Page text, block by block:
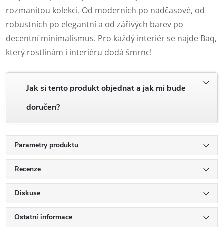
rozmanitou kolekci. Od moderních po nadčasové, od
robustních po elegantní a od zářivých barev po
decentní minimalismus. Pro každý interiér se najde Baq,
který rostlinám i interiéru dodá šmrnc!
Jak si tento produkt objednat a jak mi bude
doručen?
Parametry produktu
Recenze
Diskuse
Ostatní informace